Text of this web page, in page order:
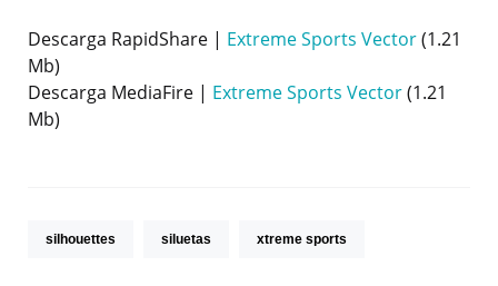
Descarga RapidShare | Extreme Sports Vector(1.21
Mb)
Descarga MediaFire | Extreme Sports Vector(1.21
Mb)
silhouettes siluetas xtreme sports